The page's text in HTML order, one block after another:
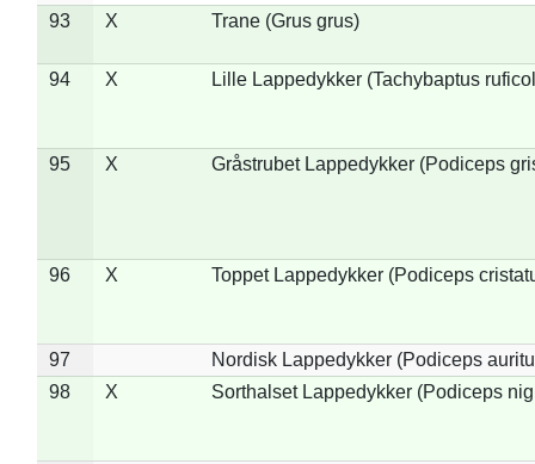
93
X Trane (Grus grus)
94 X Lille Lappedykker (Tachybaptus
95 X Gråstrubet Lappedykker (Podiceps
96 X Toppet Lappedykker (Podiceps
97
Nordisk Lappedykker (Podiceps
98
X Sorthalset Lappedykker (Podiceps